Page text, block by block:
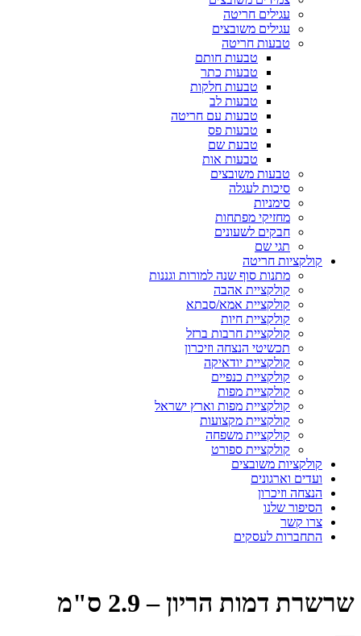
עגילים חריטה
עגילים משובצים
טבעות חריטה
טבעות חותם
טבעות כתר
טבעות חלקות
טבעות לב
טבעות עם חריטה
טבעות פס
טבעת שם
טבעות אות
טבעות משובצים
סיכות לעגלה
סימניות
מחזיקי מפתחות
חבקים לשעונים
תגי שם
קולקציות חריטה
מתנות סוף שנה למורות וגננות
קולקציית אהבה
קולקציית אמא/סבתא
קולקציית חיות
קולקציית חרבות ברזל
תכשיטי הנצחה וזיכרון
קולקציית יודאיקה
קולקציית כנפיים
קולקציית מפות
קולקציית מפות וארץ ישראל
קולקציית מקצועות
קולקציית משפחה
קולקציית ספורט
קולקציות משובצים
ועדים וארגונים
הנצחה וזיכרון
הסיפור שלנו
צרו קשר
התחברות לעסקים
שרשרת דמות הריון – 2.9 ס"מ